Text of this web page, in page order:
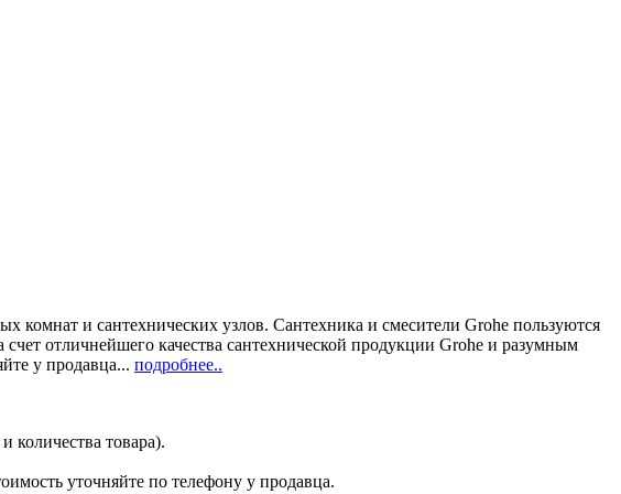
комнат и сантехнических узлов. Сантехника и смесители Grohe пользуются
отличнейшего качества сантехнической продукции Grohe и разумным
у продавца... подробнее..
количества товара).
уточняйте по телефону у продавца.